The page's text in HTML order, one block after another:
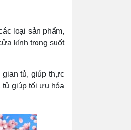
loại sản phẩm,
kính trong suốt
gian tủ, giúp thực
giúp tối ưu hóa